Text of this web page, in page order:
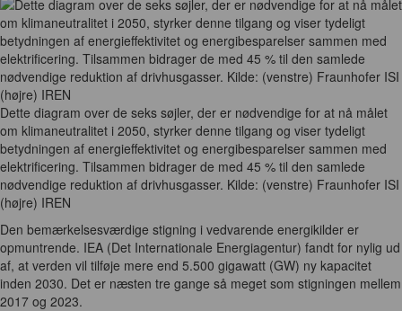
Dette diagram over de seks søjler, der er nødvendige for at nå målet
om klimaneutralitet i 2050, styrker denne tilgang og viser tydeligt
betydningen af energieffektivitet og energibesparelser sammen med
elektrificering. Tilsammen bidrager de med 45 % til den samlede
nødvendige reduktion af drivhusgasser. Kilde: (venstre) Fraunhofer ISI
(højre) IREN
Den bemærkelsesværdige stigning i vedvarende energikilder er
opmuntrende. IEA (Det Internationale Energiagentur) fandt for nylig ud
af, at verden vil tilføje mere end 5.500 gigawatt (GW) ny kapacitet
inden 2030. Det er næsten tre gange så meget som stigningen mellem
2017 og 2023.